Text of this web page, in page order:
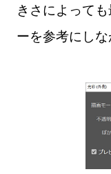
きさによって
ーを参考にしな